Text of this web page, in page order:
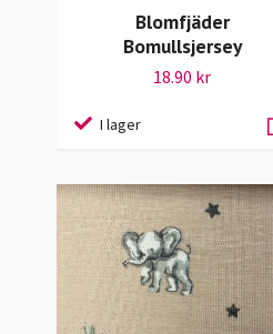
Blomfjäder
Bomullsjersey
18.90 kr
I lager